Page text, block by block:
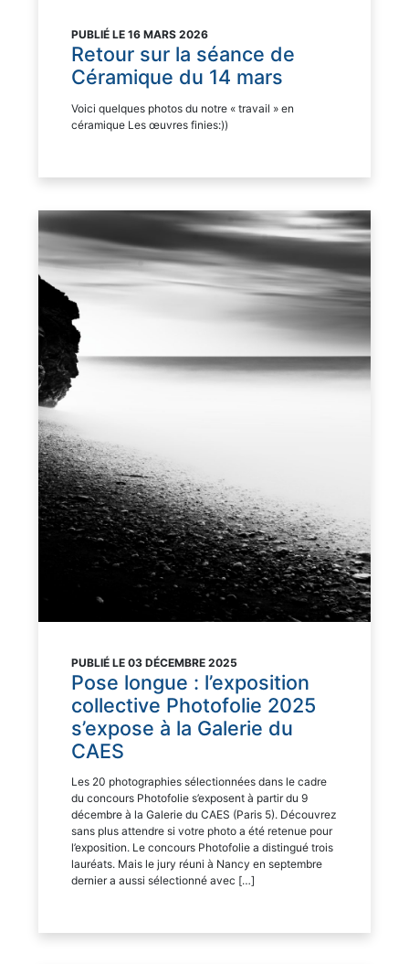
PUBLIÉ LE 16 MARS 2026
Retour sur la séance de
Céramique du 14 mars
Voici quelques photos du notre « travail » en
céramique Les œuvres finies:))
PUBLIÉ LE 03 DÉCEMBRE 2025
Pose longue : l’exposition
collective Photofolie 2025
s’expose à la Galerie du
CAES
Les 20 photographies sélectionnées dans le cadre
du concours Photofolie s’exposent à partir du 9
décembre à la Galerie du CAES (Paris 5). Découvrez
sans plus attendre si votre photo a été retenue pour
l’exposition. Le concours Photofolie a distingué trois
lauréats. Mais le jury réuni à Nancy en septembre
dernier a aussi sélectionné avec […]